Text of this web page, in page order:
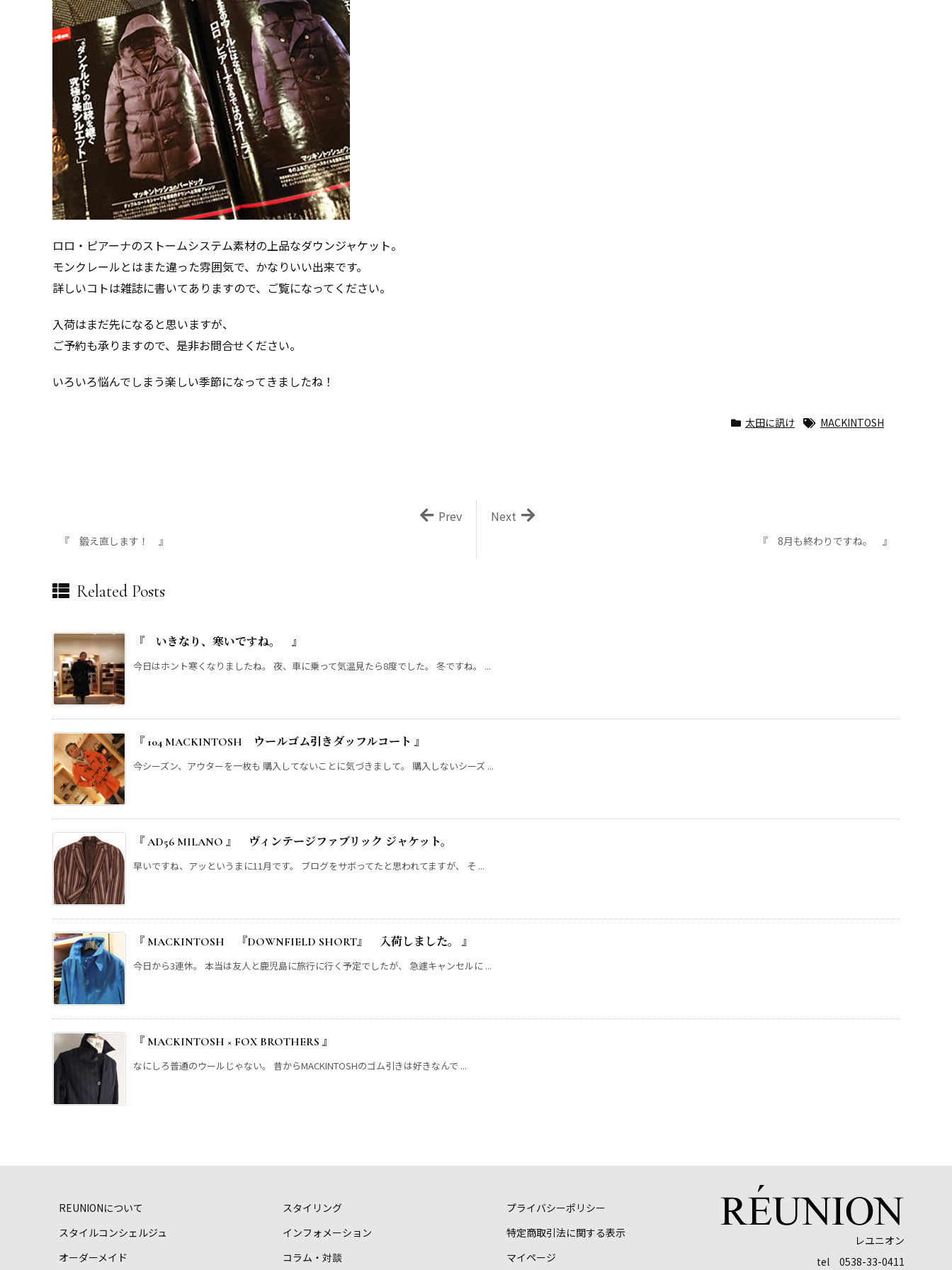
ロロ・ピアーナのストームシステム素材の上品なダウンジャケット。
モンクレールとはまた違った雰囲気で、かなりいい出来です。
詳しいコトは雑誌に書いてありますので、ご覧になってください。
入荷はまだ先になると思いますが、
ご予約も承りますので、是非お問合せください。
いろいろ悩んでしまう楽しい季節になってきましたね！
太田に訊け MACKINTOSH
『 8月も終わりですね。 』
Next
『 鍛え直します！ 』
Prev
Related Posts
『 いきなり、寒いですね。 』
今日はホント寒くなりましたね。 夜、車に乗って気温見たら8度でした。 冬ですね。 ...
『 104 MACKINTOSH ウールゴム引きダッフルコート 』
今シーズン、アウターを一枚も 購入してないことに気づきまして。 購入しないシーズ ...
『 AD56 MILANO 』 ヴィンテージファブリック ジャケット。
早いですね、アッというまに11月です。 ブログをサボってたと思われてますが、 そ ...
『 MACKINTOSH 『DOWNFIELD SHORT』 入荷しました。 』
今日から3連休。 本当は友人と鹿児島に旅行に行く予定でしたが、 急遽キャンセルに ...
『 MACKINTOSH × FOX BROTHERS 』
なにしろ普通のウールじゃない。 昔からMACKINTOSHのゴム引きは好きなんで ...
REUNIONについて
スタイルコンシェルジュ
オーダーメイド
スタイリング
インフォメーション
コラム・対談
プライバシーポリシー
特定商取引法に関する表示
マイページ
レユニオン
tel 0538-33-0411